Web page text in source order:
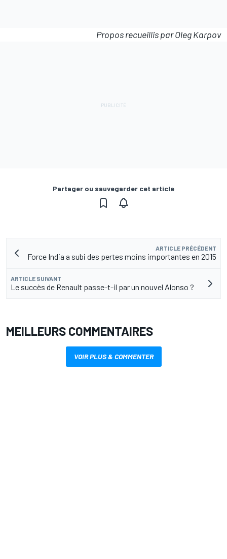
Propos recueillis par Oleg Karpov
Partager ou sauvegarder cet article
ARTICLE PRÉCÉDENT
Force India a subi des pertes moins importantes en 2015
ARTICLE SUIVANT
Le succès de Renault passe-t-il par un nouvel Alonso ?
MEILLEURS COMMENTAIRES
VOIR PLUS & COMMENTER